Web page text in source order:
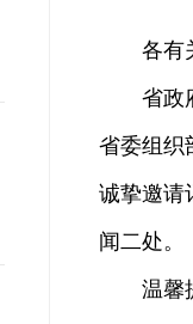
各有关
省政府
省委组织
诚挚邀请
闻二处。
温馨提